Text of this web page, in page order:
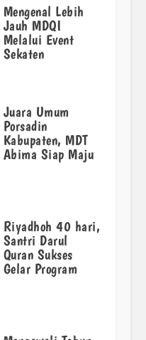
Mengenal Lebih
Jauh MDQI
Melalui Event
Sekaten
Juara Umum
Porsadin
Kabupaten, MDT
Abima Siap Maju
Riyadhoh 40 hari,
Santri Darul
Quran Sukses
Gelar Program